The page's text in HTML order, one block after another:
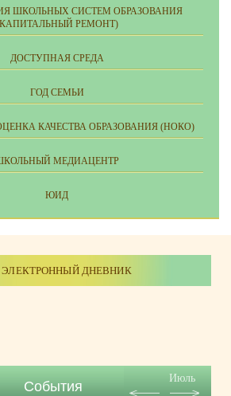
ШКОЛЬНЫХ СИСТЕМ ОБРАЗОВАНИЯ
РЕМОНТ)
ДОСТУПНАЯ СРЕДА
ГОД СЕМЬИ
КАЧЕСТВА ОБРАЗОВАНИЯ (НОКО)
МЕДИАЦЕНТР
ЮИД
ЭЛЕКТРОННЫЙ ДНЕВНИК
События
Июль